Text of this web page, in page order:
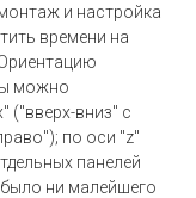
и настройка
времени на
можно
("вверх-вниз" с
по оси "z"
панелей
было ни малейшего